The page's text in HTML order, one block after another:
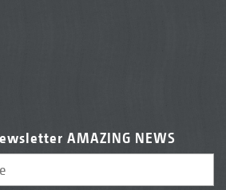
AMAZING NEWS